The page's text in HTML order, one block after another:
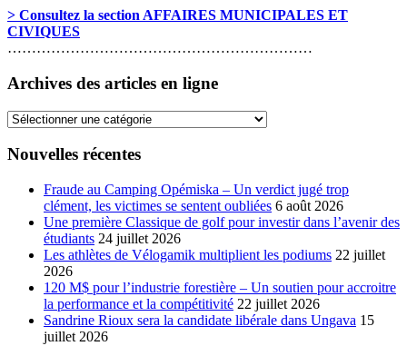
> Consultez la section AFFAIRES MUNICIPALES ET
CIVIQUES
………………………………………………………
Archives des articles en ligne
Archives
articles
Nouvelles récentes
Fraude au Camping Opémiska – Un verdict jugé trop
clément, les victimes se sentent oubliées 6 août 2026
Une première Classique de golf pour investir dans l’avenir des
étudiants 24 juillet 2026
Les athlètes de Vélogamik multiplient les podiums 22 juillet
2026
120 M$ pour l’industrie forestière – Un soutien pour accroitre
la performance et la compétitivité 22 juillet 2026
Sandrine Rioux sera la candidate libérale dans Ungava 15
juillet 2026